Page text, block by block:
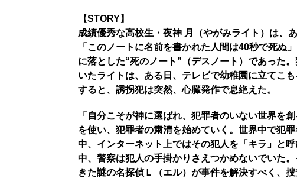
【STORY】
成績優秀な高校生・夜神 月（やがみライト）は、
「このノートに名前を書かれた人間は40秒で死ぬ
に落とした“死のノート”（デスノート）であった
いたライトは、ある日、テレビで幼稚園に立てこ
すると、誘拐犯は突然、心臓発作で息絶えた。
「自分こそが神に選ばれ、犯罪者のいない世界を
を使い、犯罪者の粛清を始めていく。世界中で犯
中、インターネット上ではその犯人を「キラ」と
中、警察は犯人の手掛かりさえつかめないでいた
きた謎の名探偵Ｌ（エル）が事件を解決すべく、捜